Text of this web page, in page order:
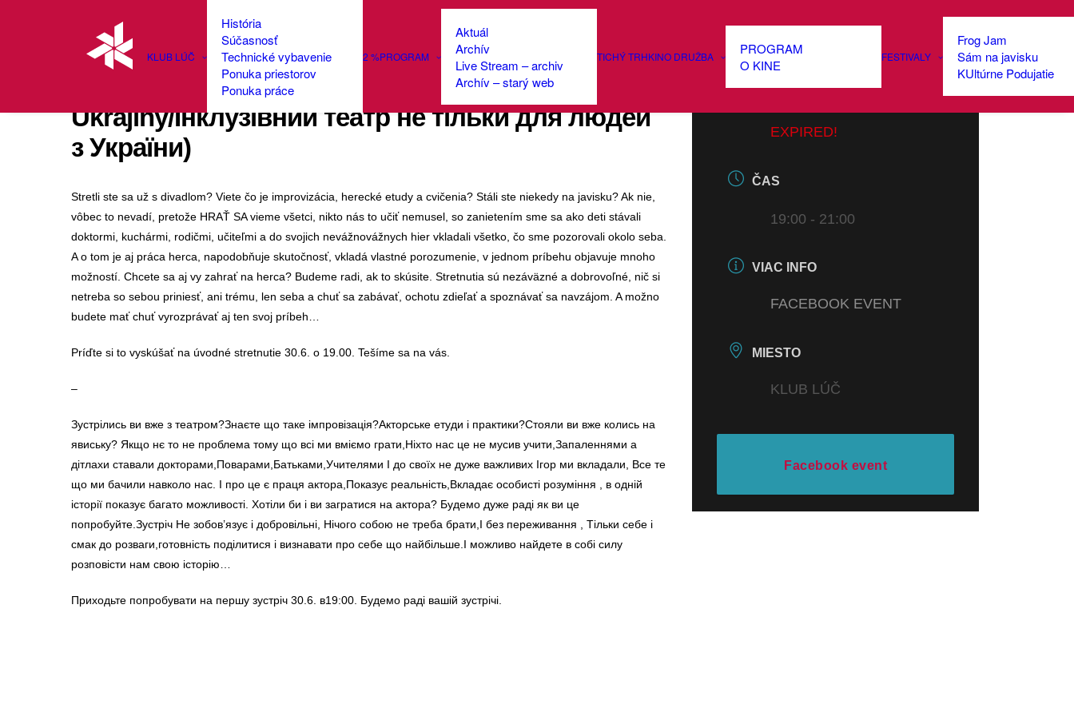
KLUB LÚČ
História
Súčasnosť
Technické vybavenie
Ponuka priestorov
Ponuka práce
2 %PROGRAM
Aktuál
Archív
Live Stream – archiv
Archív – starý web
TICHÝ TRHKINO DRUŽBA
PROGRAM
O KINE
FESTIVALY
Frog Jam
Sám na javisku
KUltúrne Podujatie
InkLúč vol.2 (Inkluzívne divadlo nielen pre občanov
Ukrajiny/Інклузівний театр не тільки для людей
з України)
Stretli ste sa už s divadlom? Viete čo je improvizácia, herecké etudy a cvičenia? Stáli ste niekedy na javisku? Ak nie,
vôbec to nevadí, pretože HRAŤ SA vieme všetci, nikto nás to učiť nemusel, so zanietením sme sa ako deti stávali
doktormi, kuchármi, rodičmi, učiteľmi a do svojich nevážnovážnych hier vkladali všetko, čo sme pozorovali okolo seba.
A o tom je aj práca herca, napodobňuje skutočnosť, vkladá vlastné porozumenie, v jednom príbehu objavuje mnoho
možností. Chcete sa aj vy zahrať na herca? Budeme radi, ak to skúsite. Stretnutia sú nezáväzné a dobrovoľné, nič si
netreba so sebou priniesť, ani trému, len seba a chuť sa zabávať, ochotu zdieľať a spoznávať sa navzájom. A možno
budete mať chuť vyrozprávať aj ten svoj príbeh…
Príďte si to vyskúšať na úvodné stretnutie 30.6. o 19.00. Tešíme sa na vás.
–
Зустрілись ви вже з театром?Знаєте що таке імпровізація?Акторське етуди і практики?Стояли ви вже колись на
явиську? Якщо нє то не проблема тому що всі ми вміємо грати,Ніхто нас це не мусив учити,Запаленнями а
дітлахи ставали докторами,Поварами,Батьками,Учителями І до своїх не дуже важливих Ігор ми вкладали, Все те
що ми бачили навколо нас. І про це є праця актора,Показує реальність,Вкладає особисті розуміння , в одній
історії показує багато можливості. Хотіли би і ви загратися на актора? Будемо дуже раді як ви це
попробуйте.Зустріч Не зобов’язує і добровільні, Нічого собою не треба брати,І без переживання , Тільки себе і
смак до розваги,готовність поділитися і визнавати про себе що найбільше.І можливо найдете в собі силу
розповісти нам свою історію…
Приходьте попробувати на першу зустріч 30.6. в19:00. Будемо раді вашій зустрічі.
DÁTUM
30 JÚN 2022
EXPIRED!
ČAS
19:00 - 21:00
VIAC INFO
FACEBOOK EVENT
MIESTO
KLUB LÚČ
Facebook event